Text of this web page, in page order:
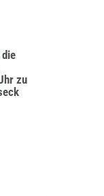
zu